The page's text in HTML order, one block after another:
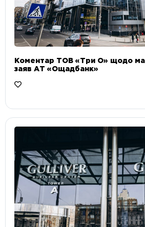
Коментар ТОВ «Три О» щодо
заяв АТ «Ощадбанк»